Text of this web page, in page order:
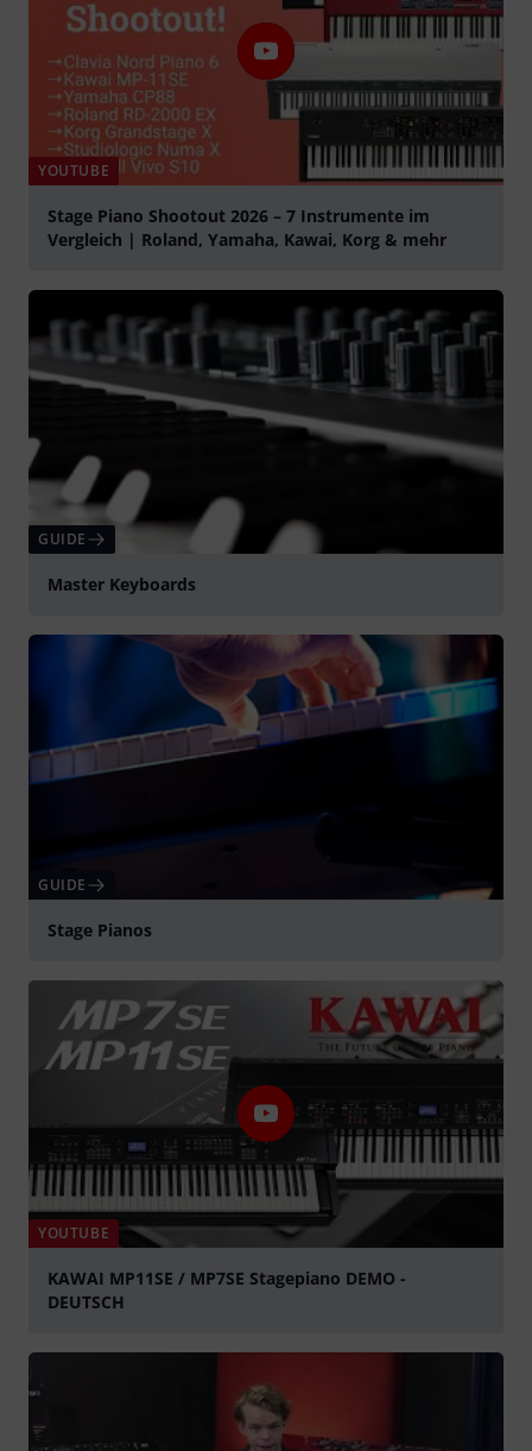
YOUTUBE
Stage Piano Shootout 2026 – 7 Instrumente im
Vergleich | Roland, Yamaha, Kawai, Korg & mehr
GUIDE
Master Keyboards
GUIDE
Stage Pianos
YOUTUBE
KAWAI MP11SE / MP7SE Stagepiano DEMO -
DEUTSCH